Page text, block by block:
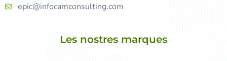
epic@infocamconsulting.com
Les nostres marques